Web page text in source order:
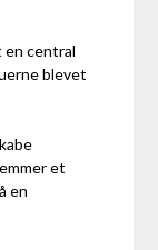
en central
blevet
et
en